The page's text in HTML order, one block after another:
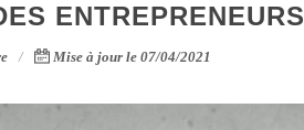
ENTREPRENEURS
Mise à jour le 07/04/2021